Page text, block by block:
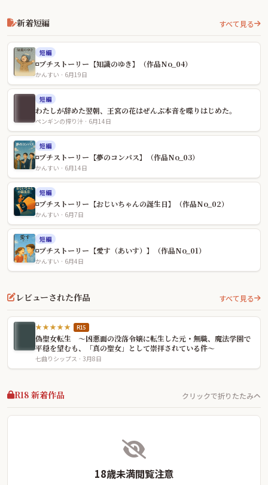
新着短編 すべて見る
短編
◽️プチストーリー【知識のゆき】（作品No_04）
かんすい · 6月19日
短編
わたしが辞めた翌朝、王宮の花はぜんぶ本音を喋りはじめた。
ペンギンの搾り汁 · 6月14日
短編
◽️プチストーリー【夢のコンパス】（作品No_03）
かんすい · 6月14日
短編
◽️プチストーリー【おじいちゃんの誕生日】（作品No_02）
かんすい · 6月7日
短編
◽️プチストーリー【愛す（あいす）】（作品No_01）
かんすい · 6月4日
レビューされた作品 すべて見る
★★★★★ R15
偽聖女転生 〜凶悪面の没落令嬢に転生した元・無職、魔法学園で
平穏を望むも、「真の聖女」として崇拝されている件〜
七曲りシップス · 3月8日
R18 新着作品 クリックで折りたたみ
18歳未満閲覧注意